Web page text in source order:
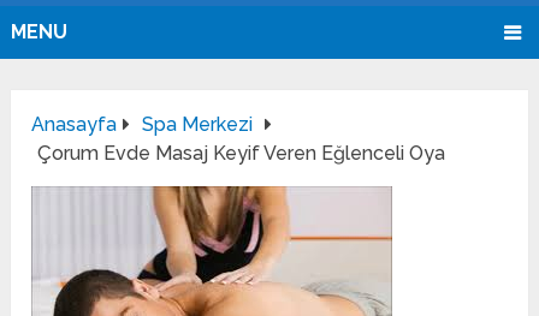
MENU
Anasayfa
Spa Merkezi
Çorum Evde Masaj Keyif Veren Eğlenceli Oya